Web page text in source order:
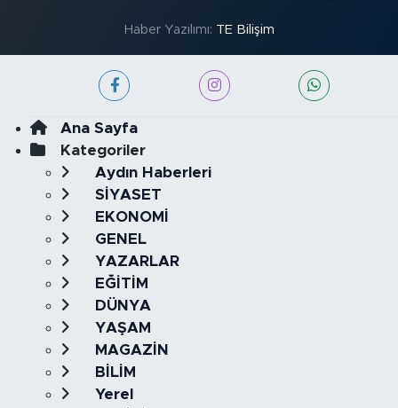
Haber Yazılımı: TE Bilişim
Ana Sayfa
Kategoriler
Aydın Haberleri
SİYASET
EKONOMİ
GENEL
YAZARLAR
EĞİTİM
DÜNYA
YAŞAM
MAGAZİN
BİLİM
Yerel